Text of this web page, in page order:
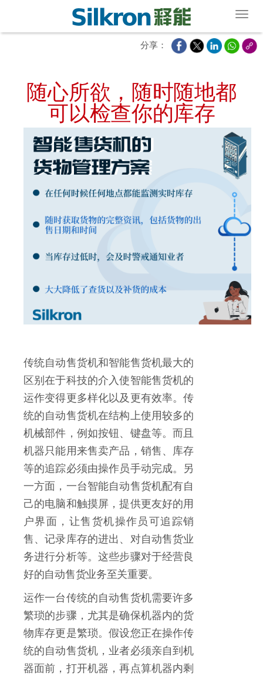
分享：
随心所欲，随时随地都
可以检查你的库存
传统自动售货机和智能售货机最大的
区别在于科技的介入使智能售货机的
运作变得更多样化以及更有效率。传
统的自动售货机在结构上使用较多的
机械部件，例如按钮、键盘等。而且
机器只能用来售卖产品，销售、库存
等的追踪必须由操作员手动完成。另
一方面，一台智能自动售货机配有自
己的电脑和触摸屏，提供更友好的用
户界面，让售货机操作员可追踪销
售、记录库存的进出、对自动售货业
务进行分析等。这些步骤对于经营良
好的自动售货业务至关重要。
运作一台传统的自动售货机需要许多
繁琐的步骤，尤其是确保机器内的货
物库存更是繁琐。假设您正在操作传
统的自动售货机，业者必须亲自到机
器面前，打开机器，再点算机器内剩